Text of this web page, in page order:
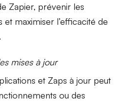
Zapier, prévenir les
maximiser l’efficacité de
mises à jour
et Zaps à jour peut
ou des